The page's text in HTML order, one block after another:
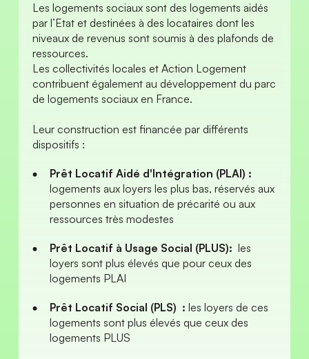
Les logements sociaux sont des logements aidés
par l’Etat et destinées à des locataires dont les
niveaux de revenus sont soumis à des plafonds de
ressources.
Les collectivités locales et Action Logement
contribuent également au développement du parc
de logements sociaux en France.
Leur construction est financée par différents
dispositifs :
logements aux loyers les plus bas, réservés aux
personnes en situation de précarité ou aux
ressources très modestes
Prêt Locatif à Usage Social (PLUS): les
loyers sont plus élevés que pour ceux des
logements PLAI
Prêt Locatif Social (PLS)  : les loyers de ces
logements sont plus élevés que ceux des
logements PLUS